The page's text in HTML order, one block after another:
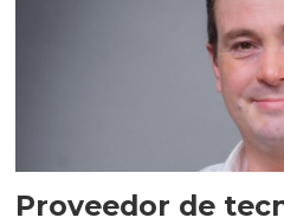
Proveedor de